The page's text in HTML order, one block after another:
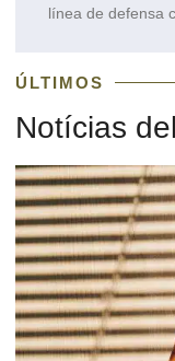
línea de defensa
ÚLTIMOS
Notícias